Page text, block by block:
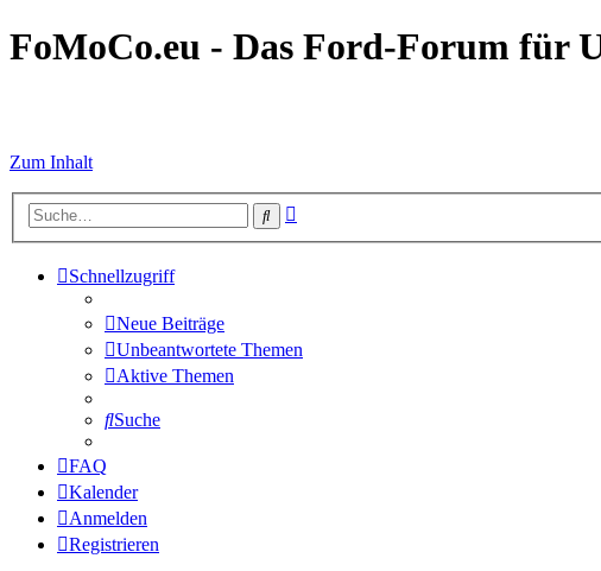
FoMoCo.eu - Das Ford-Forum für
Zum Inhalt
Suche
Schnellzugriff
Neue Beiträge
Unbeantwortete Themen
Aktive Themen
Suche
FAQ
Kalender
Anmelden
Registrieren